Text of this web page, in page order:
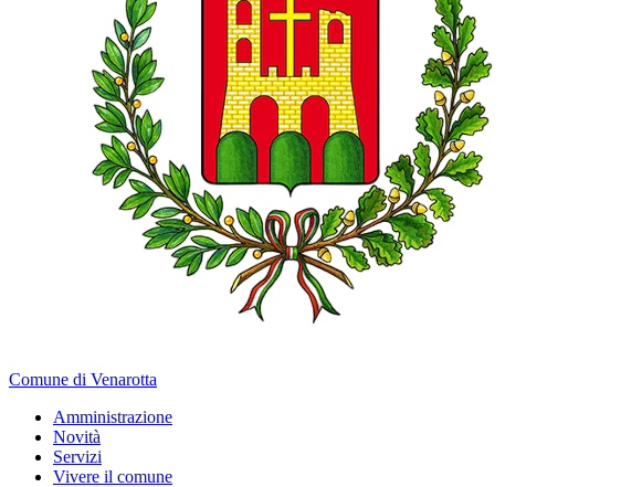
Comune di Venarotta
Amministrazione
Novità
Servizi
Vivere il comune